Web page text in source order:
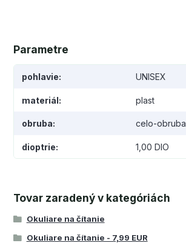
Parametre
pohlavie UNISEX
materiál plast
obruba celo-obruba
dioptrie 1,00 DIO
Tovar zaradený v kategóriách
Okuliare na čítanie
Okuliare na čítanie - 7,99 EUR